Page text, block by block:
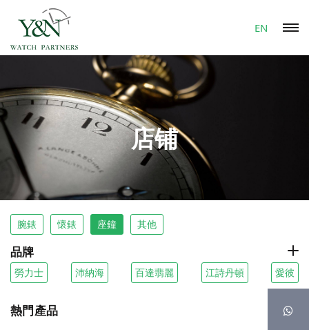
EN
店铺
腕錶 懷錶 座鐘 其他
品牌
勞力士 沛納海 百達翡麗 江詩丹頓 愛彼
熱門產品